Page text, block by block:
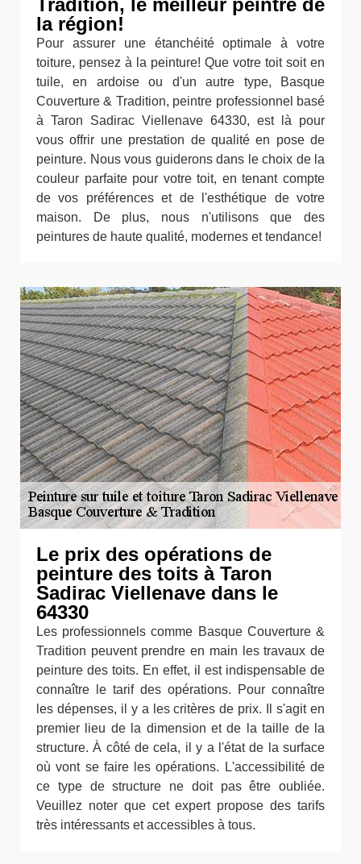
Tradition, le meilleur peintre de
la région!
Pour assurer une étanchéité optimale à votre
toiture, pensez à la peinture! Que votre toit soit en
tuile, en ardoise ou d'un autre type, Basque
Couverture & Tradition, peintre professionnel basé
à Taron Sadirac Viellenave 64330, est là pour
vous offrir une prestation de qualité en pose de
peinture. Nous vous guiderons dans le choix de la
couleur parfaite pour votre toit, en tenant compte
de vos préférences et de l'esthétique de votre
maison. De plus, nous n'utilisons que des
peintures de haute qualité, modernes et tendance!
Le prix des opérations de
peinture des toits à Taron
Sadirac Viellenave dans le
64330
Les professionnels comme Basque Couverture &
Tradition peuvent prendre en main les travaux de
peinture des toits. En effet, il est indispensable de
connaître le tarif des opérations. Pour connaître
les dépenses, il y a les critères de prix. Il s'agit en
premier lieu de la dimension et de la taille de la
structure. À côté de cela, il y a l'état de la surface
où vont se faire les opérations. L'accessibilité de
ce type de structure ne doit pas être oubliée.
Veuillez noter que cet expert propose des tarifs
très intéressants et accessibles à tous.